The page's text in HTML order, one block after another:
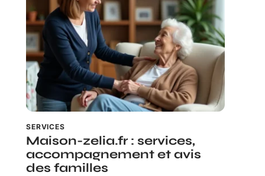
SERVICES
Maison-zelia.fr : services,
accompagnement et avis
des familles